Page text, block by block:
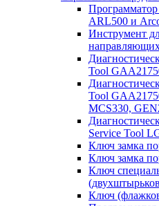
ARL500 и
Инструмент
Tool
Tool
MCS330,
Service Tool
Ключ замка
Ключ замка
Ключ
Ключ